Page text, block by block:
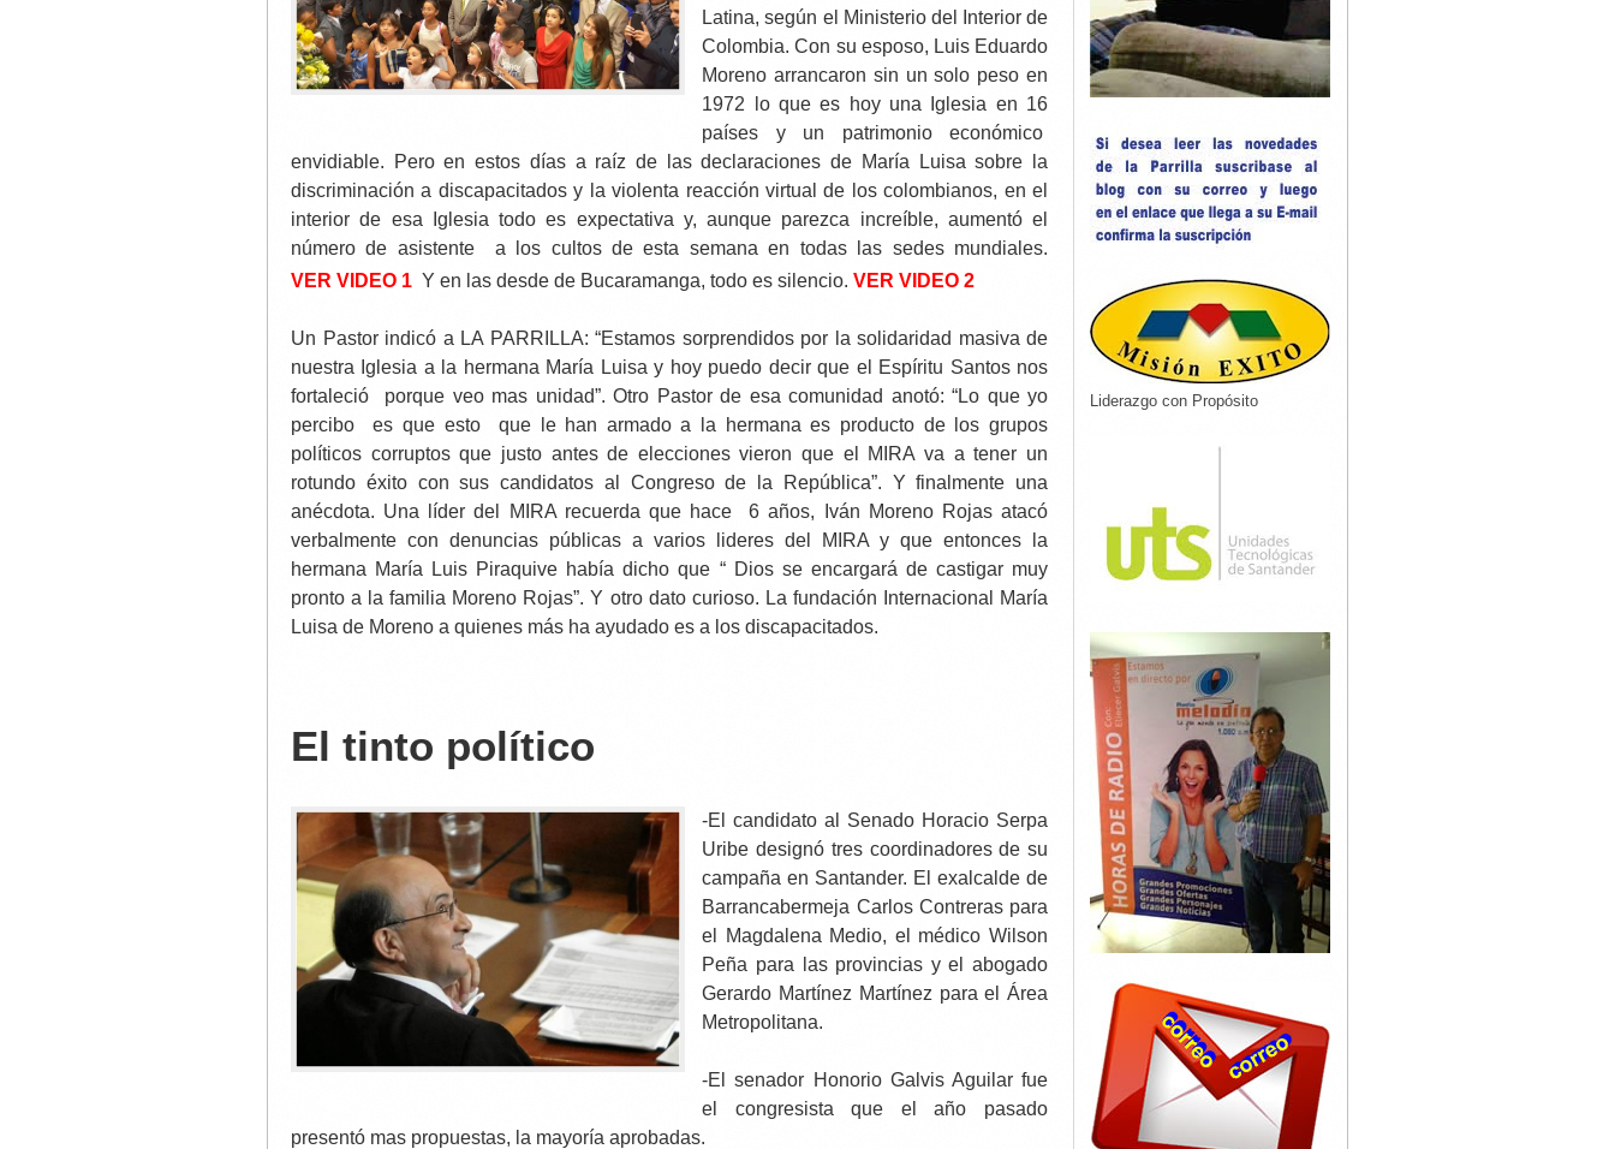
Latina, según el Ministerio del Interior de
Colombia. Con su esposo, Luis Eduardo
Moreno arrancaron sin un solo peso en
1972 lo que es hoy una Iglesia en 16
países y un patrimonio económico
envidiable. Pero en estos días a raíz de las declaraciones de María Luisa sobre la
discriminación a discapacitados y la violenta reacción virtual de los colombianos, en el
interior de esa Iglesia todo es expectativa y, aunque parezca increíble, aumentó el
número de asistente a los cultos de esta semana en todas las sedes mundiales.
VER VIDEO 1 Y en las desde de Bucaramanga, todo es silencio. VER VIDEO 2
Un Pastor indicó a LA PARRILLA: “Estamos sorprendidos por la solidaridad masiva de
nuestra Iglesia a la hermana María Luisa y hoy puedo decir que el Espíritu Santos nos
fortaleció porque veo mas unidad”. Otro Pastor de esa comunidad anotó: “Lo que yo
percibo es que esto que le han armado a la hermana es producto de los grupos
políticos corruptos que justo antes de elecciones vieron que el MIRA va a tener un
rotundo éxito con sus candidatos al Congreso de la República”. Y finalmente una
anécdota. Una líder del MIRA recuerda que hace 6 años, Iván Moreno Rojas atacó
verbalmente con denuncias públicas a varios lideres del MIRA y que entonces la
hermana María Luis Piraquive había dicho que “ Dios se encargará de castigar muy
pronto a la familia Moreno Rojas”. Y otro dato curioso. La fundación Internacional María
Luisa de Moreno a quienes más ha ayudado es a los discapacitados.
El tinto político
-El candidato al Senado Horacio Serpa
Uribe designó tres coordinadores de su
campaña en Santander. El exalcalde de
Barrancabermeja Carlos Contreras para
el Magdalena Medio, el médico Wilson
Peña para las provincias y el abogado
Gerardo Martínez Martínez para el Área
Metropolitana.
-El senador Honorio Galvis Aguilar fue
el congresista que el año pasado
presentó mas propuestas, la mayoría aprobadas.
Liderazgo con Propósito